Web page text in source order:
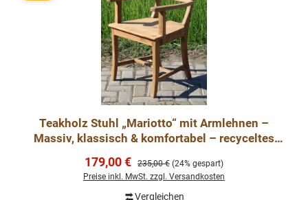
Teakholz Stuhl „Mariotto“ mit Armlehnen –
Massiv, klassisch & komfortabel – recyceltes
Verkaufspreis:
179,00 € Regulärer Preis:
235,00 € (24% gespart)
Preise inkl. MwSt. zzgl. Versandkosten
Vergleichen